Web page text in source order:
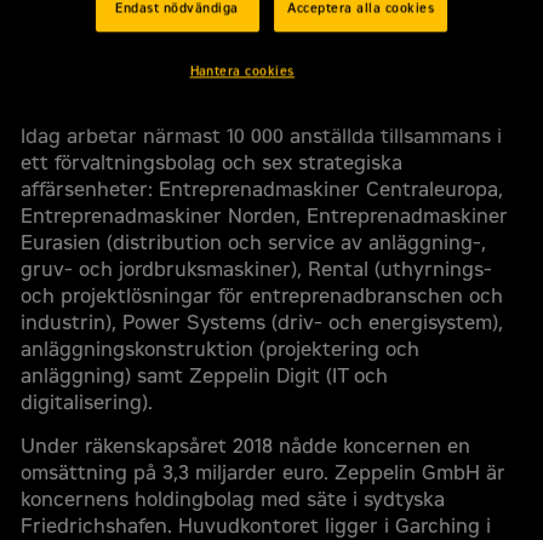
Kort bakgrund om Zeppelin
Idag arbetar närmast 10 000 anställda tillsammans i
ett förvaltningsbolag och sex strategiska
affärsenheter: Entreprenadmaskiner Centraleuropa,
Entreprenadmaskiner Norden, Entreprenadmaskiner
Eurasien (distribution och service av anläggning-,
gruv- och jordbruksmaskiner), Rental (uthyrnings-
och projektlösningar för entreprenadbranschen och
industrin), Power Systems (driv- och energisystem),
anläggningskonstruktion (projektering och
anläggning) samt Zeppelin Digit (IT och
digitalisering).
Under räkenskapsåret 2018 nådde koncernen en
omsättning på 3,3 miljarder euro. Zeppelin GmbH är
koncernens holdingbolag med säte i sydtyska
Friedrichshafen. Huvudkontoret ligger i Garching i
Endast nödvändiga Acceptera alla cookies
Hantera cookies